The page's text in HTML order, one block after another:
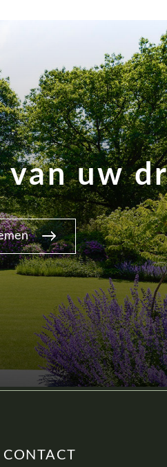
uw
CONTACT